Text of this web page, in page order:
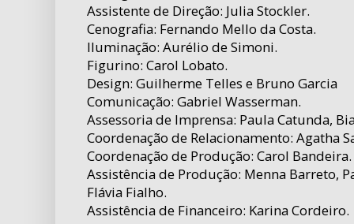
Assistente de Direção: Julia Stockler.
Cenografia: Fernando Mello da Costa.
Iluminação: Aurélio de Simoni.
Figurino: Carol Lobato.
Design: Guilherme Telles e Bruno Garcia
Comunicação: Gabriel Wasserman.
Assessoria de Imprensa: Paula Catunda,
Coordenação de Relacionamento: Agatha
Coordenação de Produção: Carol Bandeira.
Assistência de Produção: Menna Barreto,
Flávia Fialho.
Assistência de Financeiro: Karina Cordeiro.